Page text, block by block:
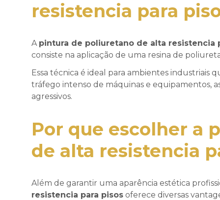
resistencia para
A pintura de poliuretano de alta resistencia
consiste na aplicação de uma resina de
Essa técnica é ideal para ambientes industriais
tráfego intenso de máquinas e equipamentos,
agressivos.
Por que escolher a
de alta resistencia
Além de garantir uma aparência estética
resistencia para pisos oferece diversas